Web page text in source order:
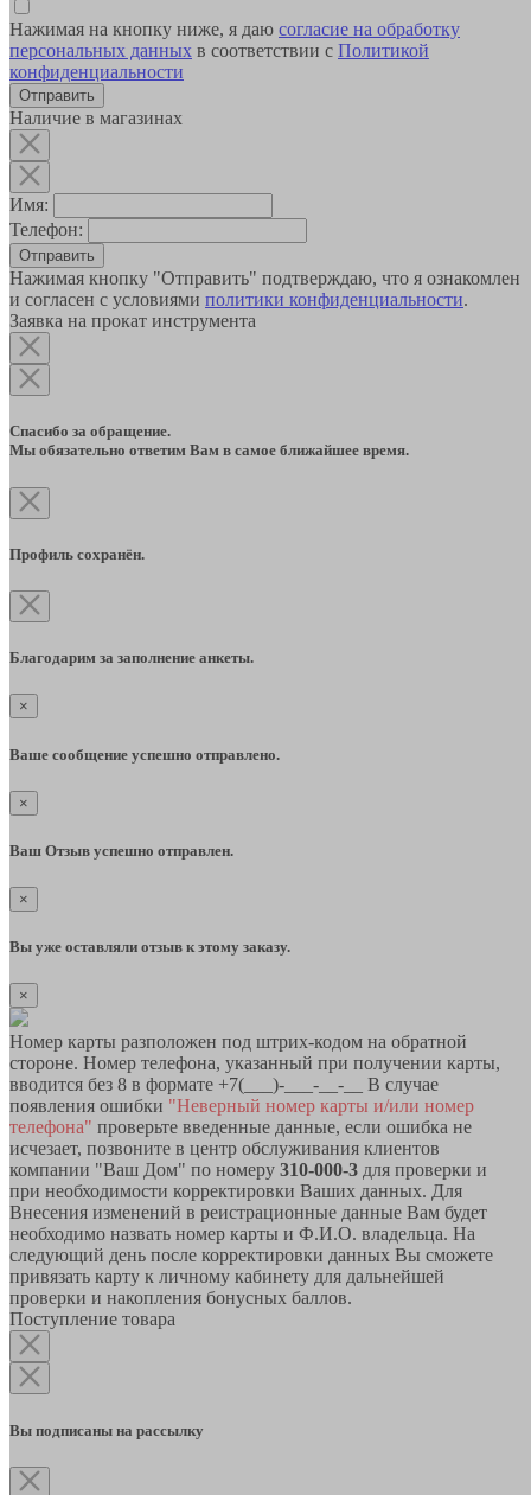
Нажимая на кнопку ниже, я даю согласие на обработку
персональных данных в соответствии с Политикой
конфиденциальности
Наличие в магазинах
Имя:
Телефон:
Отправить
Нажимая кнопку "Отправить" подтверждаю, что я ознакомлен
и согласен с условиями политики конфиденциальности.
Заявка на прокат инструмента
Спасибо за обращение.
Мы обязательно ответим Вам в самое ближайшее время.
Профиль сохранён.
Благодарим за заполнение анкеты.
×
Ваше сообщение успешно отправлено.
×
Ваш Отзыв успешно отправлен.
×
Вы уже оставляли отзыв к этому заказу.
×
Номер карты разположен под штрих-кодом на обратной
стороне. Номер телефона, указанный при получении карты,
вводится без 8 в формате +7(___)-___-__-__ В случае
появления ошибки "Неверный номер карты и/или номер
телефона" проверьте введенные данные, если ошибка не
исчезает, позвоните в центр обслуживания клиентов
компании "Ваш Дом" по номеру 310-000-3 для проверки и
при необходимости корректировки Ваших данных. Для
Внесения изменений в реистрационные данные Вам будет
необходимо назвать номер карты и Ф.И.О. владельца. На
следующий день после корректировки данных Вы сможете
привязать карту к личному кабинету для дальнейшей
проверки и накопления бонусных баллов.
Поступление товара
Вы подписаны на рассылку